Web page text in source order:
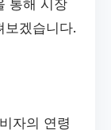
통해 시장
보겠습니다.
자의 연령